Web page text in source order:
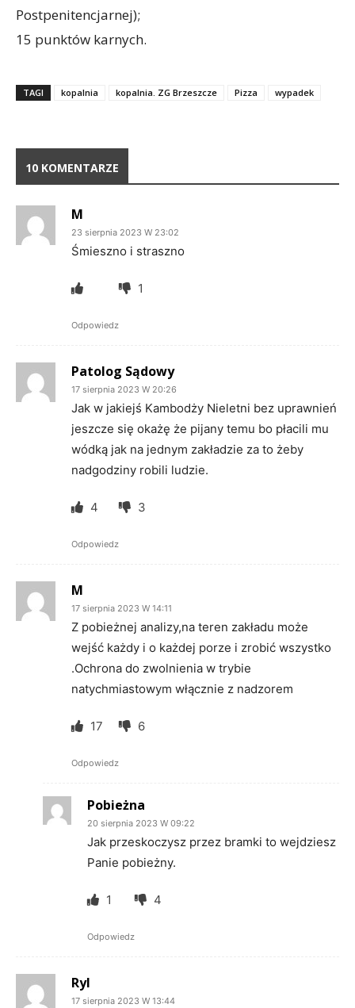
Postpenitencjarnej);
15 punktów karnych.
TAGI kopalnia kopalnia. ZG Brzeszcze Pizza wypadek
10 KOMENTARZE
M
23 sierpnia 2023 W 23:02
Śmieszno i straszno
1
Odpowiedz
Patolog Sądowy
17 sierpnia 2023 W 20:26
Jak w jakiejś Kambodży Nieletni bez uprawnień
jeszcze się okażę że pijany temu bo płacili mu
wódką jak na jednym zakładzie za to żeby
nadgodziny robili ludzie.
4 3
Odpowiedz
M
17 sierpnia 2023 W 14:11
Z pobieżnej analizy,na teren zakładu może
wejść każdy i o każdej porze i zrobić wszystko
.Ochrona do zwolnienia w trybie
natychmiastowym włącznie z nadzorem
17 6
Odpowiedz
Pobieżna
20 sierpnia 2023 W 09:22
Jak przeskoczysz przez bramki to wejdziesz
Panie pobieżny.
1 4
Odpowiedz
Ryl
17 sierpnia 2023 W 13:44